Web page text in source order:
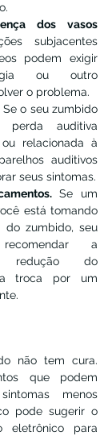
dos vasos
subjacentes
podem exigir
ou outro
o problema.
Se o seu zumbido
auditiva
relacionada à
auditivos
seus sintomas.
Se um
está tomando
do zumbido, seu
a
redução do
troca por um
não tem cura.
que podem
menos
pode sugerir o
eletrônico para